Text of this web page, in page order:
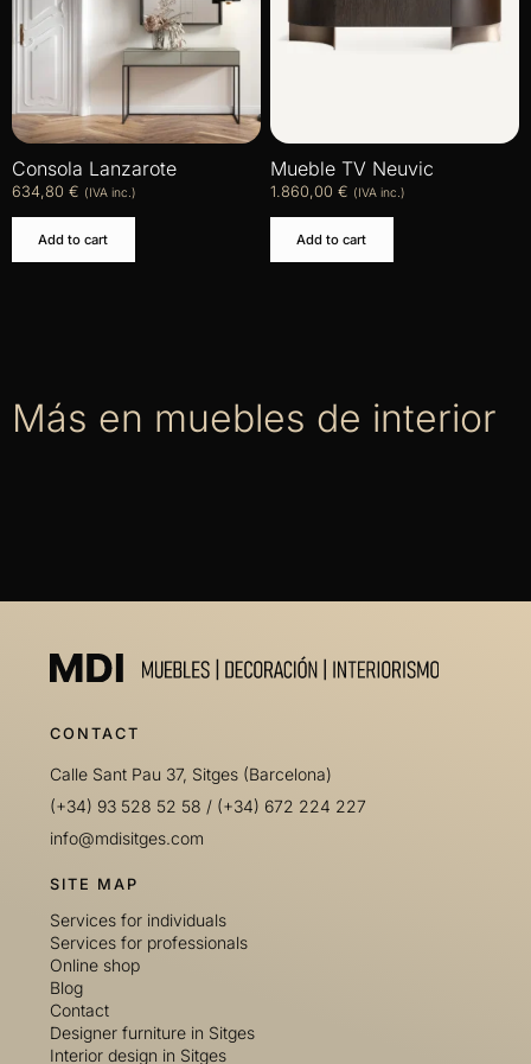
Consola Lanzarote
634,80 € (IVA inc.)
Add to cart
Mueble TV Neuvic
1.860,00 € (IVA inc.)
Add to cart
Más en muebles de interior
CONTACT
Calle Sant Pau 37, Sitges (Barcelona)
(+34) 93 528 52 58 / (+34) 672 224 227
info@mdisitges.com
SITE MAP
Services for individuals
Services for professionals
Online shop
Blog
Contact
Designer furniture in Sitges
Interior design in Sitges